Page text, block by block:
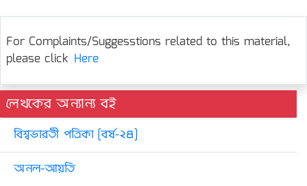
For Complaints/Suggesstions related to this material,
please click Here
লেখকের অন্যান্য বই
বিশ্বভারতী পত্রিকা [বর্ষ-২৪]
অনল-আয়তি